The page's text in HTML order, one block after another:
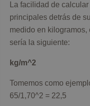
La facilidad de calcular
principales detrás de
medido en kilogramos,
sería la siguiente:
kg/m^2
Tomemos como
65/1,70^2 = 22,5